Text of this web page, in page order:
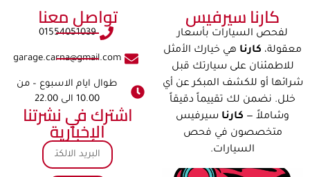
كارنا سيرفيس​​
لفحص السيارات بأسعار
معقولة، كارنا هي خيارك الأمثل
للاطمئنان على سيارتك قبل
شرائها أو للكشف المبكر عن أي
خلل. نضمن لك تقييماً دقيقاً
وشاملاً — كارنا سيرفيس
متخصصون في فحص
السيارات.
تواصل معنا​
01554051039
garage.carna@gmail.com
طوال ايام الاسبوع – من
10.00 الى 22.00
اشترك في نشرتنا
الإخبارية